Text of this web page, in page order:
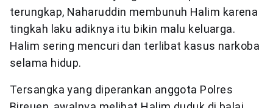
terungkap, Naharuddin membunuh Halim karena
tingkah laku adiknya itu bikin malu keluarga.
Halim sering mencuri dan terlibat kasus narkoba
selama hidup.
Tersangka yang diperankan anggota Polres